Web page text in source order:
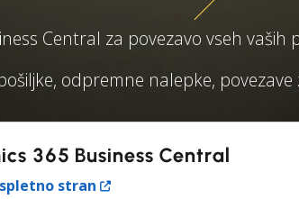
Central za povezavo vseh vaših
odpremne nalepke,
365 Business Central
stran